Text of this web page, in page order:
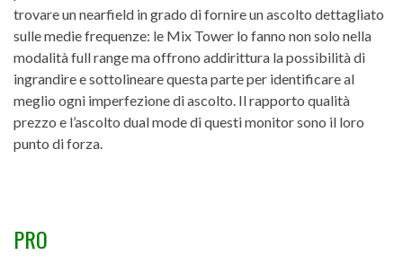
trovare un nearfield in grado di fornire un ascolto dettagliato
sulle medie frequenze: le Mix Tower lo fanno non solo nella
modalità full range ma offrono addirittura la possibilità di
ingrandire e sottolineare questa parte per identificare al
meglio ogni imperfezione di ascolto. Il rapporto qualità
prezzo e l’ascolto dual mode di questi monitor sono il loro
punto di forza.
PRO